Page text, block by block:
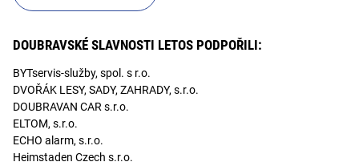
DOUBRAVSKÉ SLAVNOSTI LETOS PODPOŘILI:
BYTservis-služby, spol. s r.o.
DVOŘÁK LESY, SADY, ZAHRADY, s.r.o.
DOUBRAVAN CAR s.r.o.
ELTOM, s.r.o.
ECHO alarm, s.r.o.
Heimstaden Czech s.r.o.